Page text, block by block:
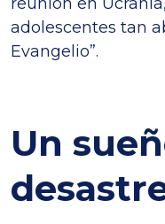
adolescentes tan
Evangelio”.
Un